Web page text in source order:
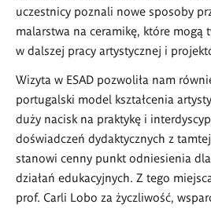
uczestnicy poznali nowe sposoby
malarstwa na ceramikę, które mogą
w dalszej pracy artystycznej i
Wizyta w ESAD pozwoliła nam
portugalski model kształcenia
duży nacisk na praktykę i
doświadczeń dydaktycznych z
stanowi cenny punkt odniesienia dla
działań edukacyjnych. ​​Z tego
prof. Carli Lobo za życzliwość,